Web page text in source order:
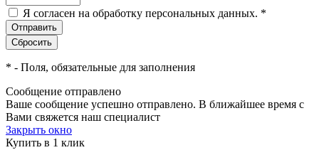
Я согласен на обработку персональных данных. *
* - Поля, обязательные для заполнения
Сообщение отправлено
Ваше сообщение успешно отправлено. В ближайшее время с
Вами свяжется наш специалист
Закрыть окно
Купить в 1 клик